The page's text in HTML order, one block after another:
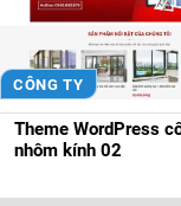
CÔNG TY
Theme WordPress
nhôm kính 02